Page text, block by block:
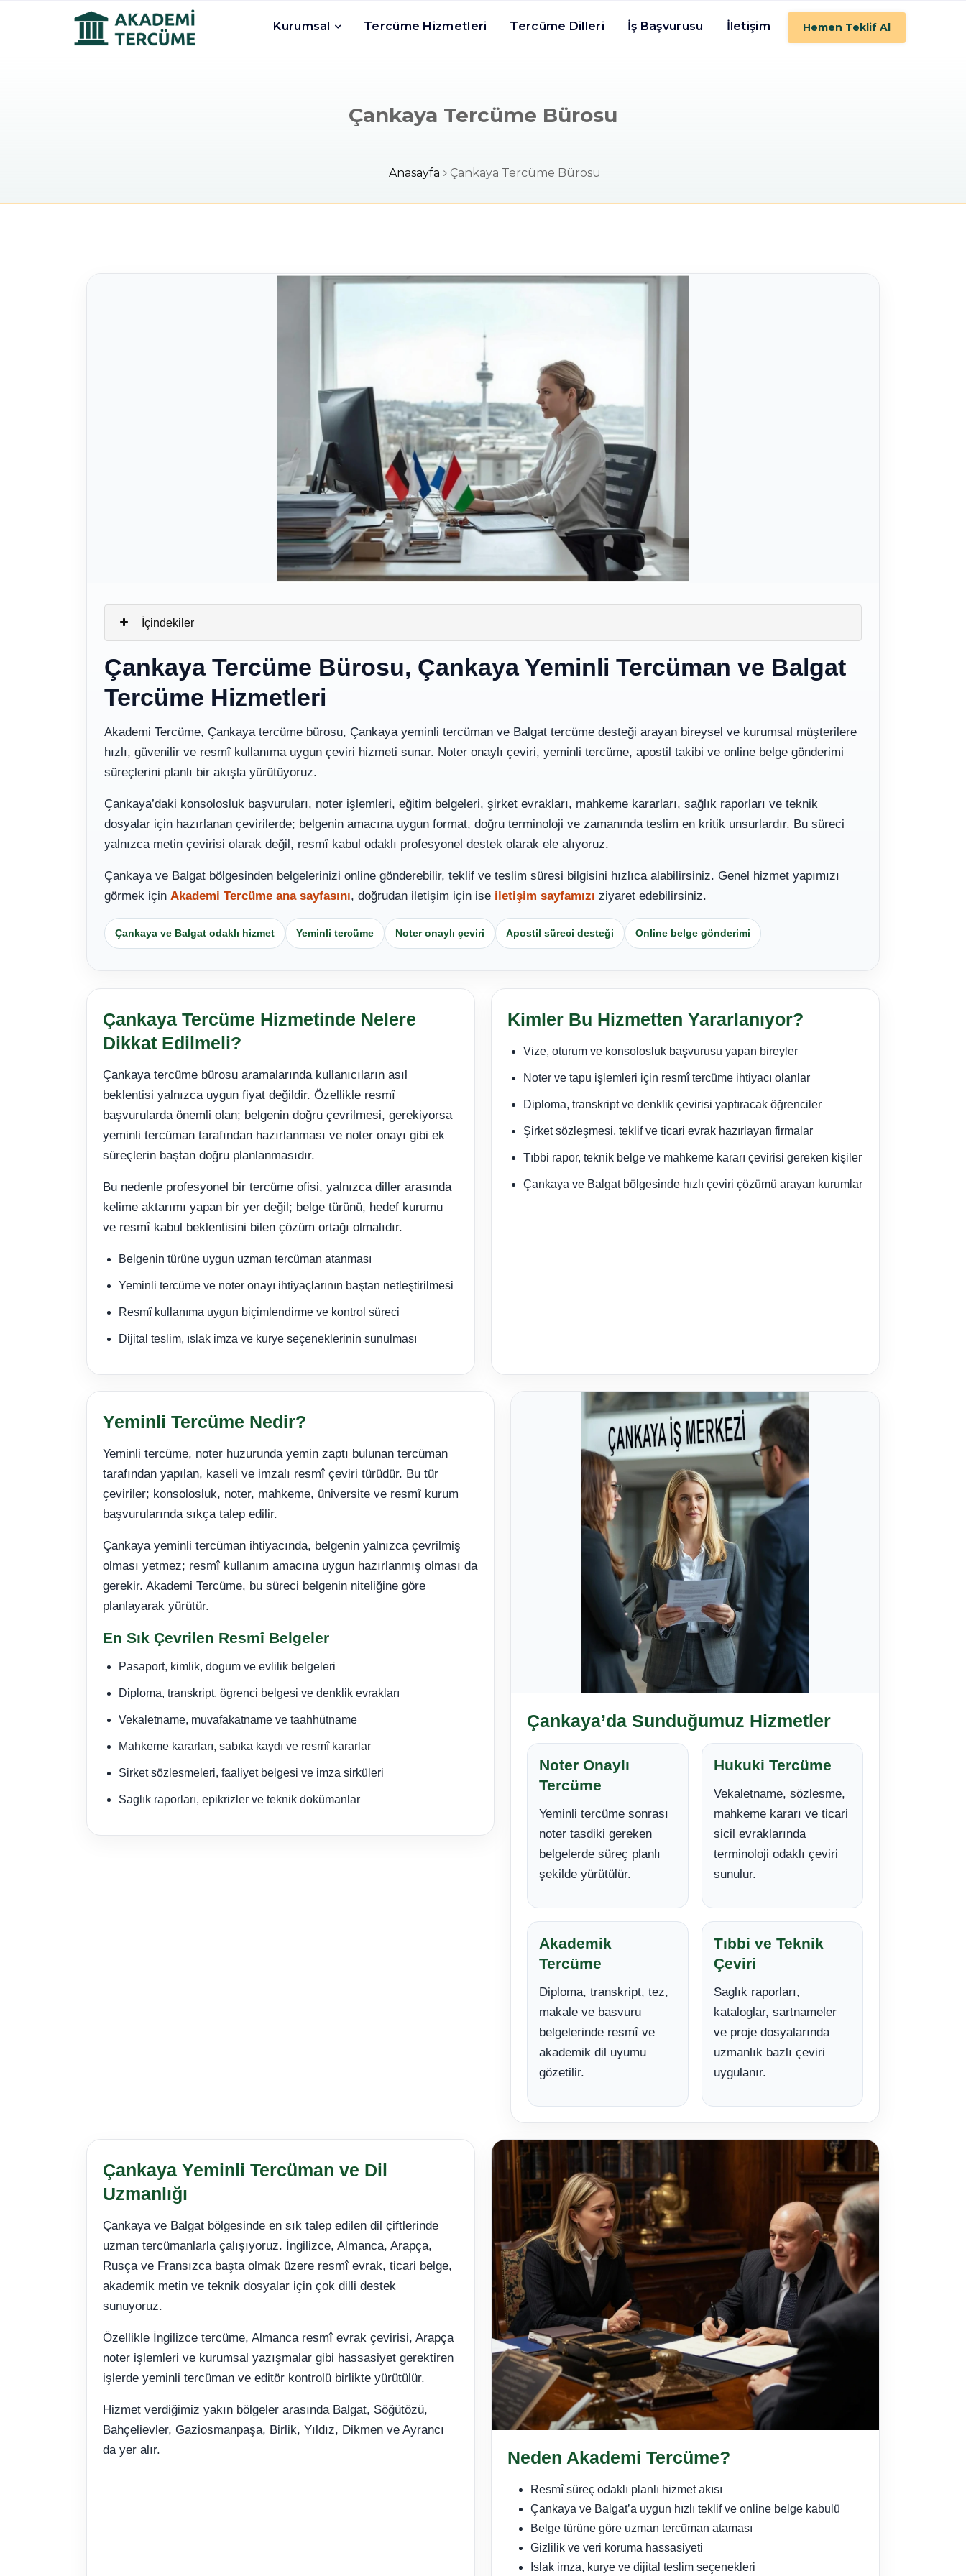
Kurumsal Tercüme Hizmetleri Tercüme Dilleri İş Başvurusu İletişim Hemen Teklif Al
Çankaya Tercüme Bürosu
Anasayfa Çankaya Tercüme Bürosu
İçindekiler
Çankaya Tercüme Bürosu, Çankaya Yeminli Tercüman ve Balgat
Tercüme Hizmetleri
Akademi Tercüme, Çankaya tercüme bürosu, Çankaya yeminli tercüman ve Balgat tercüme desteği arayan bireysel ve kurumsal müşterilere
hızlı, güvenilir ve resmî kullanıma uygun çeviri hizmeti sunar. Noter onaylı çeviri, yeminli tercüme, apostil takibi ve online belge gönderimi
süreçlerini planlı bir akışla yürütüyoruz.
Çankaya’daki konsolosluk başvuruları, noter işlemleri, eğitim belgeleri, şirket evrakları, mahkeme kararları, sağlık raporları ve teknik
dosyalar için hazırlanan çevirilerde; belgenin amacına uygun format, doğru terminoloji ve zamanında teslim en kritik unsurlardır. Bu süreci
yalnızca metin çevirisi olarak değil, resmî kabul odaklı profesyonel destek olarak ele alıyoruz.
Çankaya ve Balgat bölgesinden belgelerinizi online gönderebilir, teklif ve teslim süresi bilgisini hızlıca alabilirsiniz. Genel hizmet yapımızı
görmek için Akademi Tercüme ana sayfasını, doğrudan iletişim için ise iletişim sayfamızı ziyaret edebilirsiniz.
Çankaya ve Balgat odaklı hizmet Yeminli tercüme Noter onaylı çeviri Apostil süreci desteği Online belge gönderimi
Çankaya Tercüme Hizmetinde Nelere
Dikkat Edilmeli?
Çankaya tercüme bürosu aramalarında kullanıcıların asıl
beklentisi yalnızca uygun fiyat değildir. Özellikle resmî
başvurularda önemli olan; belgenin doğru çevrilmesi, gerekiyorsa
yeminli tercüman tarafından hazırlanması ve noter onayı gibi ek
süreçlerin baştan doğru planlanmasıdır.
Bu nedenle profesyonel bir tercüme ofisi, yalnızca diller arasında
kelime aktarımı yapan bir yer değil; belge türünü, hedef kurumu
ve resmî kabul beklentisini bilen çözüm ortağı olmalıdır.
Belgenin türüne uygun uzman tercüman atanması
Yeminli tercüme ve noter onayı ihtiyaçlarının baştan netleştirilmesi
Resmî kullanıma uygun biçimlendirme ve kontrol süreci
Dijital teslim, ıslak imza ve kurye seçeneklerinin sunulması
Kimler Bu Hizmetten Yararlanıyor?
Vize, oturum ve konsolosluk başvurusu yapan bireyler
Noter ve tapu işlemleri için resmî tercüme ihtiyacı olanlar
Diploma, transkript ve denklik çevirisi yaptıracak öğrenciler
Şirket sözleşmesi, teklif ve ticari evrak hazırlayan firmalar
Tıbbi rapor, teknik belge ve mahkeme kararı çevirisi gereken kişiler
Çankaya ve Balgat bölgesinde hızlı çeviri çözümü arayan kurumlar
Yeminli Tercüme Nedir?
Yeminli tercüme, noter huzurunda yemin zaptı bulunan tercüman
tarafından yapılan, kaseli ve imzalı resmî çeviri türüdür. Bu tür
çeviriler; konsolosluk, noter, mahkeme, üniversite ve resmî kurum
başvurularında sıkça talep edilir.
Çankaya yeminli tercüman ihtiyacında, belgenin yalnızca çevrilmiş
olması yetmez; resmî kullanım amacına uygun hazırlanmış olması da
gerekir. Akademi Tercüme, bu süreci belgenin niteliğine göre
planlayarak yürütür.
En Sık Çevrilen Resmî Belgeler
Pasaport, kimlik, dogum ve evlilik belgeleri
Diploma, transkript, ögrenci belgesi ve denklik evrakları
Vekaletname, muvafakatname ve taahhütname
Mahkeme kararları, sabıka kaydı ve resmî kararlar
Sirket sözlesmeleri, faaliyet belgesi ve imza sirküleri
Saglık raporları, epikrizler ve teknik dokümanlar
Çankaya’da Sunduğumuz Hizmetler
Noter Onaylı
Tercüme
Yeminli tercüme sonrası
noter tasdiki gereken
belgelerde süreç planlı
şekilde yürütülür.
Hukuki Tercüme
Vekaletname, sözlesme,
mahkeme kararı ve ticari
sicil evraklarında
terminoloji odaklı çeviri
sunulur.
Akademik
Tercüme
Diploma, transkript, tez,
makale ve basvuru
belgelerinde resmî ve
akademik dil uyumu
gözetilir.
Tıbbi ve Teknik
Çeviri
Saglık raporları,
kataloglar, sartnameler
ve proje dosyalarında
uzmanlık bazlı çeviri
uygulanır.
Çankaya Yeminli Tercüman ve Dil
Uzmanlığı
Çankaya ve Balgat bölgesinde en sık talep edilen dil çiftlerinde
uzman tercümanlarla çalışıyoruz. İngilizce, Almanca, Arapça,
Rusça ve Fransızca başta olmak üzere resmî evrak, ticari belge,
akademik metin ve teknik dosyalar için çok dilli destek
sunuyoruz.
Özellikle İngilizce tercüme, Almanca resmî evrak çevirisi, Arapça
noter işlemleri ve kurumsal yazışmalar gibi hassasiyet gerektiren
işlerde yeminli tercüman ve editör kontrolü birlikte yürütülür.
Hizmet verdiğimiz yakın bölgeler arasında Balgat, Söğütözü,
Bahçelievler, Gaziosmanpaşa, Birlik, Yıldız, Dikmen ve Ayrancı
da yer alır.
Neden Akademi Tercüme?
Resmî süreç odaklı planlı hizmet akısı
Çankaya ve Balgat’a uygun hızlı teklif ve online belge kabulü
Belge türüne göre uzman tercüman ataması
Gizlilik ve veri koruma hassasiyeti
Islak imza, kurye ve dijital teslim seçenekleri